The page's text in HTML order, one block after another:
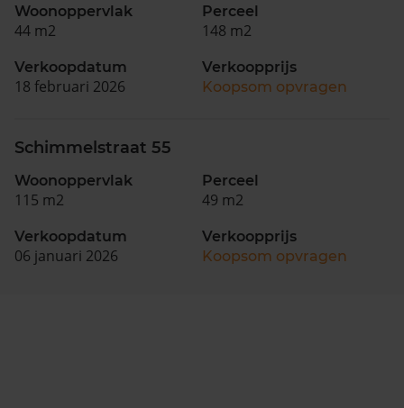
Woonoppervlak
44 m2
Perceel
148 m2
Verkoopdatum
18 februari 2026
Verkoopprijs
Koopsom opvragen
Schimmelstraat 55
Woonoppervlak
115 m2
Perceel
49 m2
Verkoopdatum
06 januari 2026
Verkoopprijs
Koopsom opvragen